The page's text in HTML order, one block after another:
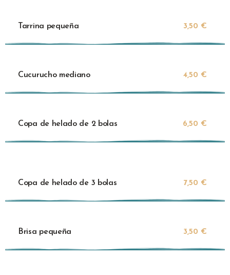
Tarrina pequeña 3,50 €
Cucurucho mediano 4,50 €
Copa de helado de 2 bolas 6,50 €
Copa de helado de 3 bolas 7,50 €
Brisa pequeña 3,50 €